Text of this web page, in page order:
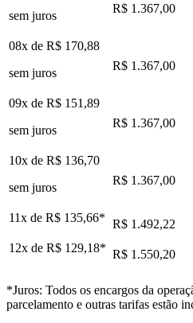
sem juros
R$ 1.367,00
08x de R$ 170,88
sem juros
R$ 1.367,00
09x de R$ 151,89
sem juros
R$ 1.367,00
10x de R$ 136,70
sem juros
R$ 1.367,00
11x de R$ 135,66* R$ 1.492,22
12x de R$ 129,18* R$ 1.550,20
*Juros: Todos os encargos da
parcelamento e outras tarifas estão